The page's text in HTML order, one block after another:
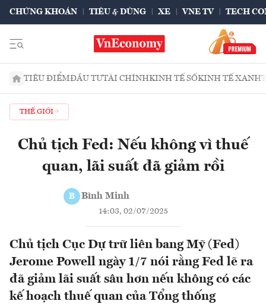
CHỨNG KHOÁN TIÊU & DÙNG XE VNE TV TECH
TIÊU ĐIỂMĐẦU TƯTÀI CHÍNHKINH TẾ SỐKINH TẾ XANH
THẾ GIỚI
Chủ tịch Fed: Nếu không vì thuế
quan, lãi suất đã giảm rồi
B Bình Minh
14:03, 02/07/2025
Chủ tịch Cục Dự trữ liên bang Mỹ (Fed)
Jerome Powell ngày 1/7 nói rằng Fed lẽ ra
đã giảm lãi suất sâu hơn nếu không có các
kế hoạch thuế quan của Tổng thống